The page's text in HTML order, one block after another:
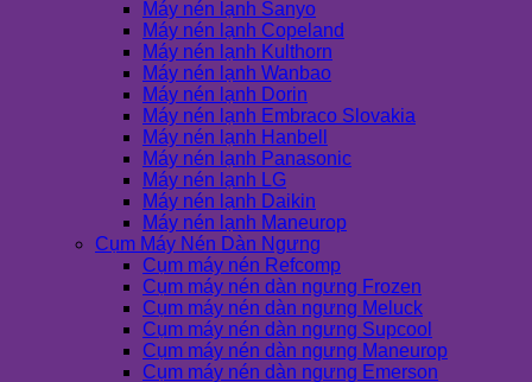
Máy nén lạnh Sanyo
Máy nén lạnh Copeland
Máy nén lạnh Kulthorn
Máy nén lạnh Wanbao
Máy nén lạnh Dorin
Máy nén lạnh Embraco Slovakia
Máy nén lạnh Hanbell
Máy nén lạnh Panasonic
Máy nén lạnh LG
Máy nén lạnh Daikin
Máy nén lạnh Maneurop
Cụm Máy Nén Dàn Ngưng
Cụm máy nén Refcomp
Cụm máy nén dàn ngưng Frozen
Cụm máy nén dàn ngưng Meluck
Cụm máy nén dàn ngưng Supcool
Cụm máy nén dàn ngưng Maneurop
Cụm máy nén dàn ngưng Emerson